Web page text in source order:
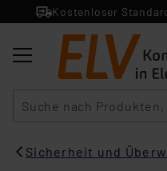
Kostenloser
Sicherheit und